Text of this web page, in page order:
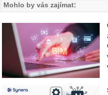
Mohlo by vás zajímat: